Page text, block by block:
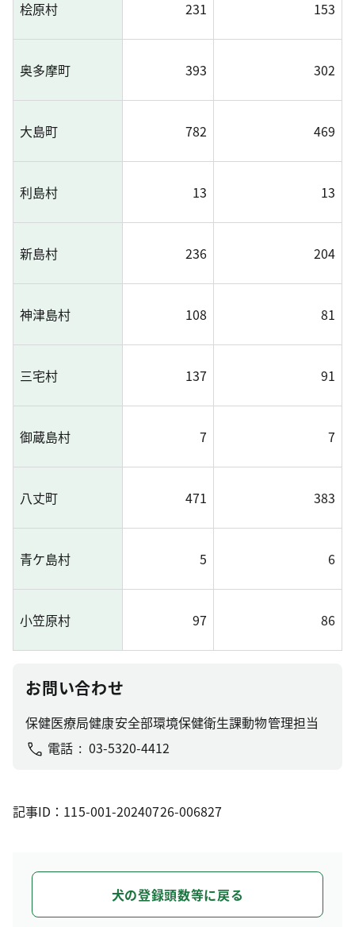
桧原村 231 153
奥多摩町 393 302
大島町 782 469
利島村 13 13
新島村 236 204
神津島村 108 81
三宅村 137 91
御蔵島村 7 7
八丈町 471 383
青ケ島村 5 6
小笠原村 97 86
お問い合わせ
保健医療局健康安全部環境保健衛生課動物管理担当
電話
03-5320-4412
記事ID：115-001-20240726-006827
犬の登録頭数等に戻る